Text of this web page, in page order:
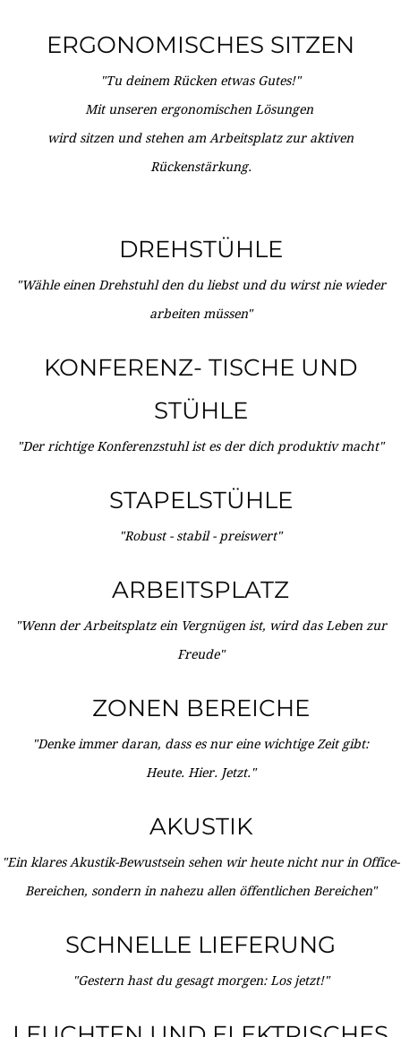
ERGONOMISCHES SITZEN
"Tu deinem Rücken etwas Gutes!"
Mit unseren ergonomischen Lösungen
wird sitzen und stehen am Arbeitsplatz zur aktiven
Rückenstärkung.
DREHSTÜHLE
"Wähle einen Drehstuhl den du liebst und du wirst nie wieder
arbeiten müssen"
KONFERENZ- TISCHE UND
STÜHLE
"Der richtige Konferenzstuhl ist es der dich produktiv macht"
STAPELSTÜHLE
"Robust - stabil - preiswert"
ARBEITSPLATZ
"Wenn der Arbeitsplatz ein Vergnügen ist, wird das Leben zur
Freude"
ZONEN BEREICHE
"Denke immer daran, dass es nur eine wichtige Zeit gibt:
Heute. Hier. Jetzt."
AKUSTIK
"Ein klares Akustik-Bewustsein sehen wir heute nicht nur in Office-
Bereichen, sondern in nahezu allen öffentlichen Bereichen"
SCHNELLE LIEFERUNG
"Gestern hast du gesagt morgen: Los jetzt!"